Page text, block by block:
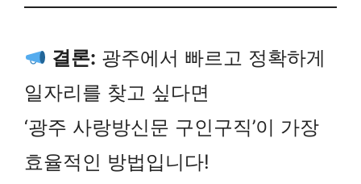
결론: 광주에서 빠르고 정확하게
일자리를 찾고 싶다면
‘광주 사랑방신문 구인구직’이 가장
효율적인 방법입니다!